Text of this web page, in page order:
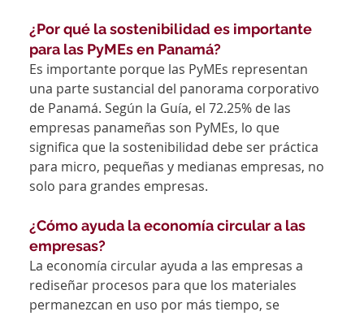
¿Por qué la sostenibilidad es importante
para las PyMEs en Panamá?
Es importante porque las PyMEs representan
una parte sustancial del panorama corporativo
de Panamá. Según la Guía, el 72.25% de las
empresas panameñas son PyMEs, lo que
significa que la sostenibilidad debe ser práctica
para micro, pequeñas y medianas empresas, no
solo para grandes empresas.
¿Cómo ayuda la economía circular a las
empresas?
La economía circular ayuda a las empresas a
rediseñar procesos para que los materiales
permanezcan en uso por más tiempo, se